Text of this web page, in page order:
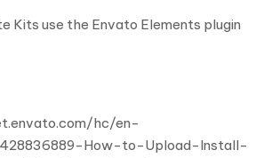
Kits use the Envato Elements plugin
hc/en-
How-to-Upload-Install-